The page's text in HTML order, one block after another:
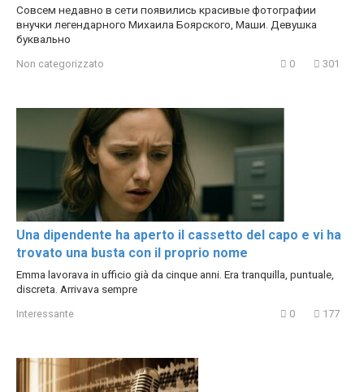
Совсем недавно в сети появились красивые фотографии
внучки легендарного Михаила Боярского, Маши. Девушка
буквально
Non categorizzato 0 301
Una dipendente ha aperto il cassetto del capo e vi ha
trovato una busta con il proprio nome
Emma lavorava in ufficio già da cinque anni. Era tranquilla, puntuale,
discreta. Arrivava sempre
Interessante 0 177